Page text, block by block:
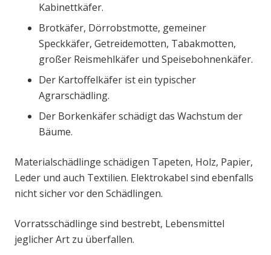
Kabinettkäfer.
Brotkäfer, Dörrobstmotte, gemeiner
Speckkäfer, Getreidemotten, Tabakmotten,
großer Reismehlkäfer und Speisebohnenkäfer.
Der Kartoffelkäfer ist ein typischer
Agrarschädling.
Der Borkenkäfer schädigt das Wachstum der
Bäume.
Materialschädlinge schädigen Tapeten, Holz, Papier,
Leder und auch Textilien. Elektrokabel sind ebenfalls
nicht sicher vor den Schädlingen.
Vorratsschädlinge sind bestrebt, Lebensmittel
jeglicher Art zu überfallen.